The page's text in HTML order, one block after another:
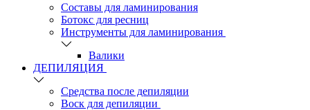
Составы для ламинирования
Ботокс для ресниц
Инструменты для ламинирования
Валики
ДЕПИЛЯЦИЯ
Средства после депиляции
Воск для депиляции